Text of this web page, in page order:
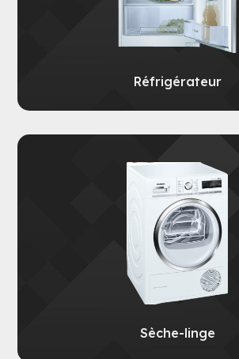
Réfrigérateur
Sèche-linge